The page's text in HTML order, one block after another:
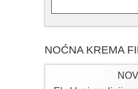
NOĆNA KREMA